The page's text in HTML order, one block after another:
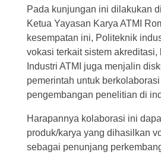
Pada kunjungan ini dilakukan
Ketua Yayasan Karya ATMI
kesempatan ini, Politeknik
vokasi terkait sistem
Industri ATMI juga menjalin
pemerintah untuk
pengembangan penelitian di
Harapannya kolaborasi ini
produk/karya yang dihasilkan
sebagai penunjang